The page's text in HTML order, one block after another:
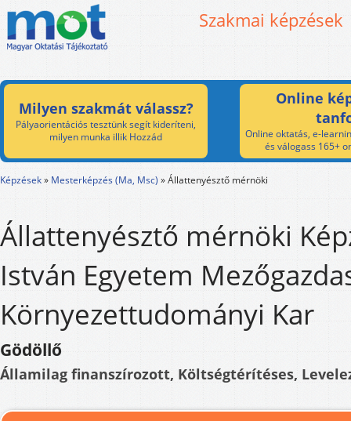
Szakmai képzések
Milyen szakmát válassz?
Pályaorientációs tesztünk segít kideríteni,
milyen munka illik Hozzád
Online
Online oktatás, e-
és válogass 165+
Képzések» Mesterképzés (Ma, Msc) »Állattenyésztő mérnöki
Állattenyésztő mérnöki
István Egyetem
Környezettudományi Kar
Gödöllő
Államilag finanszírozott, Költségtérítéses,